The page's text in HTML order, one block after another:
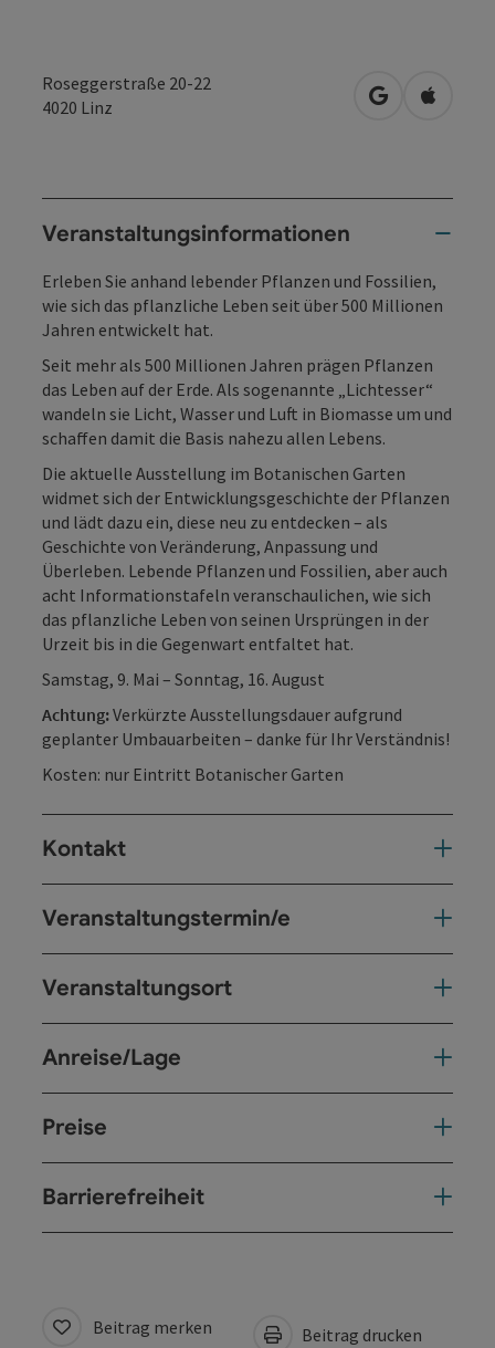
Roseggerstraße 20-22
4020 Linz in Google
in
Veranstaltungsinformationen
Erleben Sie anhand lebender Pflanzen und Fossilien,
wie sich das pflanzliche Leben seit über 500 Millionen
Jahren entwickelt hat.
Seit mehr als 500 Millionen Jahren prägen Pflanzen
das Leben auf der Erde. Als sogenannte „Lichtesser“
wandeln sie Licht, Wasser und Luft in Biomasse um und
schaffen damit die Basis nahezu allen Lebens.
Die aktuelle Ausstellung im Botanischen Garten
widmet sich der Entwicklungsgeschichte der Pflanzen
und lädt dazu ein, diese neu zu entdecken – als
Geschichte von Veränderung, Anpassung und
Überleben. Lebende Pflanzen und Fossilien, aber auch
acht Informationstafeln veranschaulichen, wie sich
das pflanzliche Leben von seinen Ursprüngen in der
Urzeit bis in die Gegenwart entfaltet hat.
Samstag, 9. Mai – Sonntag, 16. August
Achtung:Verkürzte Ausstellungsdauer aufgrund
geplanter Umbauarbeiten – danke für Ihr Verständnis!
Kosten: nur Eintritt Botanischer Garten
Kontakt
Veranstaltungstermin/e
Veranstaltungsort
Anreise/Lage
Preise
Barrierefreiheit
Beitrag merken Beitrag drucken